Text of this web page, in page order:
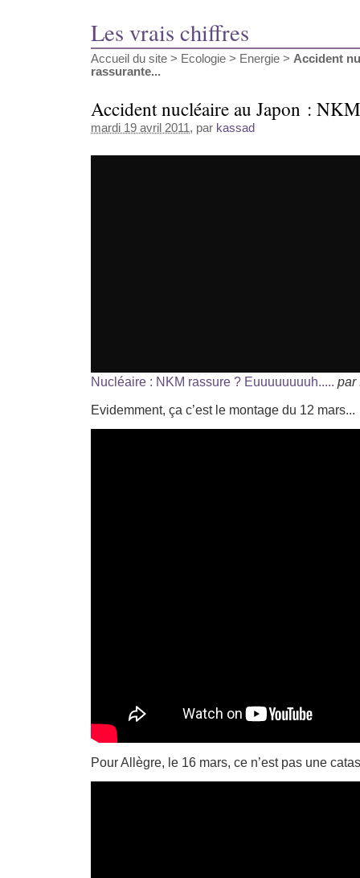
Les vrais chiffres
Accueil du site > Ecologie > Energie > Accident
rassurante...
Accident nucléaire au Japon :
mardi 19 avril 2011 , par kassad
Nucléaire : NKM rassure ? Euuuuuuuuh..... par
Evidemment, ça c’est le montage du 12 mars...
Pour Allègre, le 16 mars, ce n’est pas une